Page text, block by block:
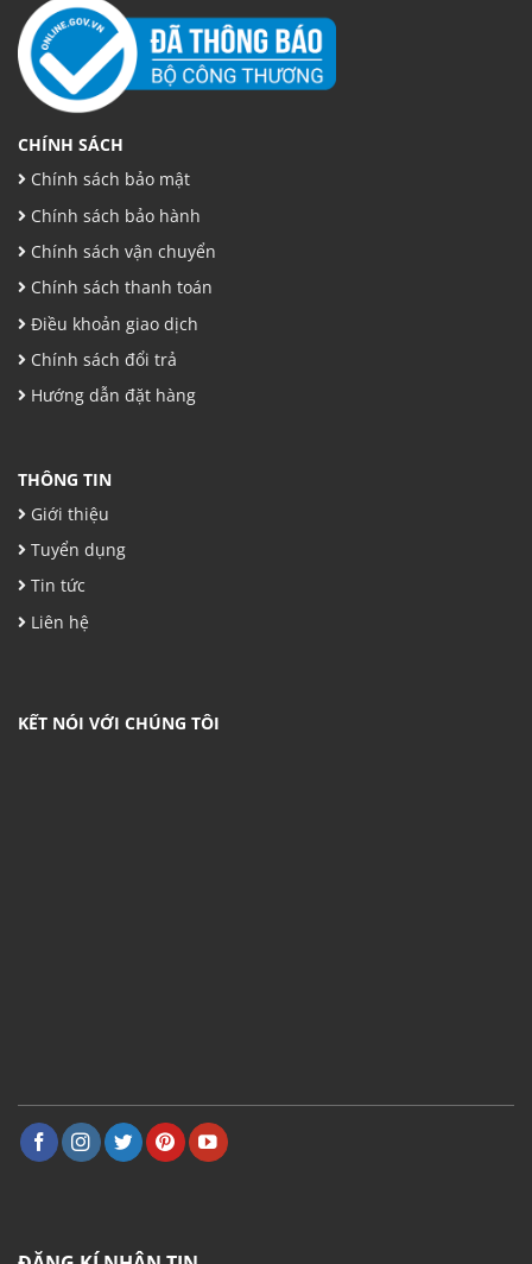
CHÍNH SÁCH
Chính sách bảo mật
Chính sách bảo hành
Chính sách vận chuyển
Chính sách thanh toán
Điều khoản giao dịch
Chính sách đổi trả
Hướng dẫn đặt hàng
THÔNG TIN
Giới thiệu
Tuyển dụng
Tin tức
Liên hệ
KẾT NÓI VỚI CHÚNG TÔI